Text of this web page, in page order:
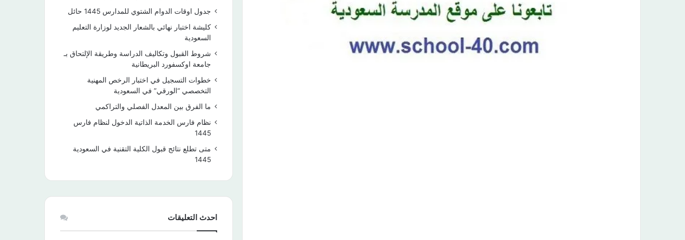
جدول اوقات الدوام الشتوي للمدارس 1445 حائل
كليشة اختبار نهائي بالشعار الجديد لوزارة التعليم
السعودية
شروط القبول وتكاليف الدراسة وطريقة الإلتحاق بـ
جامعة اوكسفورد البريطانية
خطوات التسجيل في اختبار الرخص المهنية
التخصصي “الورقي” في السعودية
ما الفرق بين المعدل الفصلي والتراكمي
نظام فارس الخدمة الذاتية الدخول لنظام فارس
1445
متى تطلع نتائج قبول الكلية التقنية في السعودية
1445
احدث التعليقات